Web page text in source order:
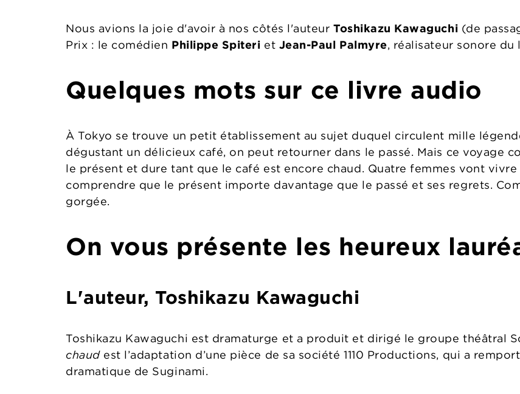
Nous avions la joie d'avoir à nos côtés l'auteur Toshikazu Kawaguchi (de
Prix : le comédien Philippe Spiteri et Jean-Paul Palmyre, réalisateur sonore du
Quelques mots sur ce livre audio
À Tokyo se trouve un petit établissement au sujet duquel circulent mille
dégustant un délicieux café, on peut retourner dans le passé. Mais ce voyage
le présent et dure tant que le café est encore chaud. Quatre femmes vont
comprendre que le présent importe davantage que le passé et ses regrets.
gorgée.
On vous présente les heureux
L'auteur, Toshikazu Kawaguchi
Toshikazu Kawaguchi est dramaturge et a produit et dirigé le groupe théâtral
chaudest l’adaptation d’une pièce de sa société 1110 Productions, qui a
dramatique de Suginami.